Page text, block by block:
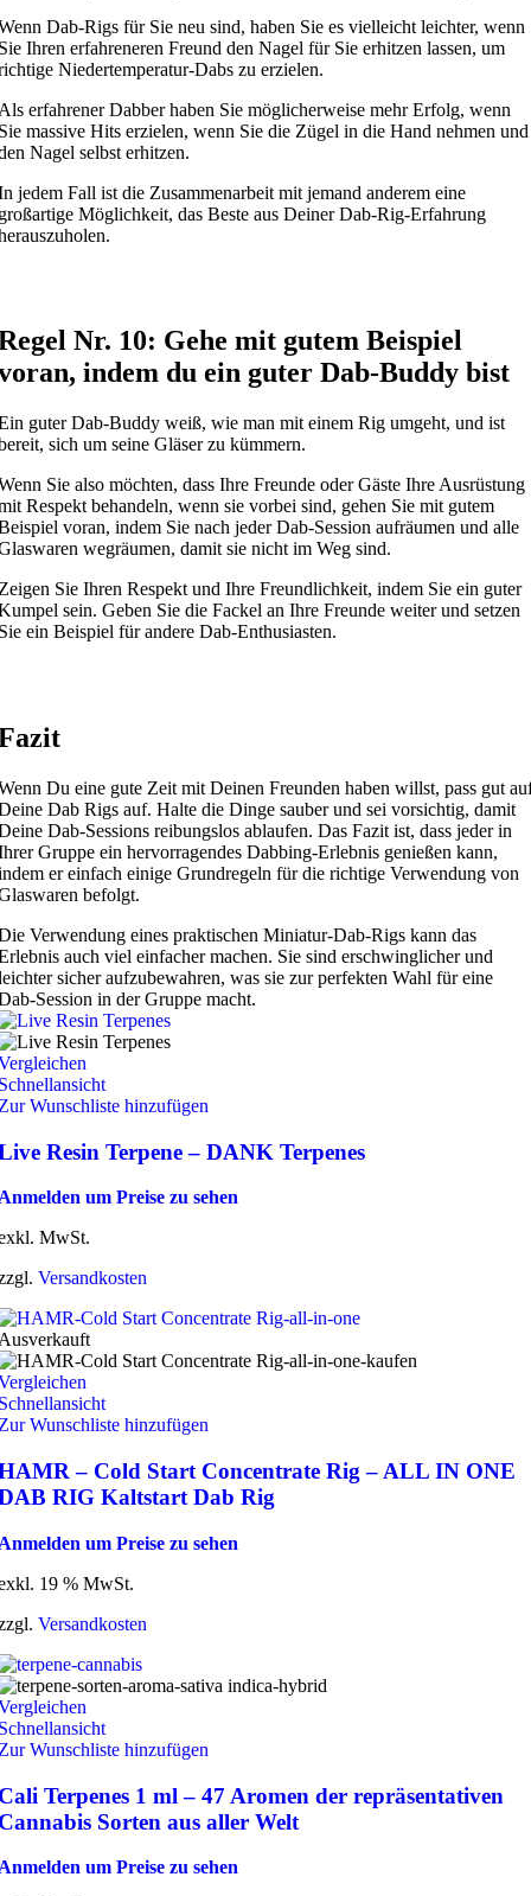
Dab-Rigs für Sie neu sind, haben Sie es vielleicht leichter, wenn
Ihren erfahreneren Freund den Nagel für Sie erhitzen lassen, um
Niedertemperatur-Dabs zu erzielen.
erfahrener Dabber haben Sie möglicherweise mehr Erfolg, wenn
massive Hits erzielen, wenn Sie die Zügel in die Hand nehmen und
Nagel selbst erhitzen.
jedem Fall ist die Zusammenarbeit mit jemand anderem eine
Möglichkeit, das Beste aus Deiner Dab-Rig-Erfahrung
Nr. 10: Gehe mit gutem Beispiel
indem du ein guter Dab-Buddy bist
guter Dab-Buddy weiß, wie man mit einem Rig umgeht, und ist
sich um seine Gläser zu kümmern.
Sie also möchten, dass Ihre Freunde oder Gäste Ihre Ausrüstung
Respekt behandeln, wenn sie vorbei sind, gehen Sie mit gutem
voran, indem Sie nach jeder Dab-Session aufräumen und alle
wegräumen, damit sie nicht im Weg sind.
Sie Ihren Respekt und Ihre Freundlichkeit, indem Sie ein guter
sein. Geben Sie die Fackel an Ihre Freunde weiter und setzen
ein Beispiel für andere Dab-Enthusiasten.
Du eine gute Zeit mit Deinen Freunden haben willst, pass gut
Dab Rigs auf. Halte die Dinge sauber und sei vorsichtig, damit
Dab-Sessions reibungslos ablaufen. Das Fazit ist, dass jeder in
Gruppe ein hervorragendes Dabbing-Erlebnis genießen kann,
er einfach einige Grundregeln für die richtige Verwendung von
befolgt.
Verwendung eines praktischen Miniatur-Dab-Rigs kann das
auch viel einfacher machen. Sie sind erschwinglicher und
sicher aufzubewahren, was sie zur perfekten Wahl für eine
Session in der Gruppe macht.
Wunschliste hinzufügen
Resin Terpene – DANK Terpenes
um Preise zu sehen
MwSt.
Versandkosten
Wunschliste hinzufügen
– Cold Start Concentrate Rig – ALL IN ONE
RIG Kaltstart Dab Rig
um Preise zu sehen
19 % MwSt.
Versandkosten
Wunschliste hinzufügen
Terpenes 1 ml – 47 Aromen der repräsentativen
Sorten aus aller Welt
um Preise zu sehen